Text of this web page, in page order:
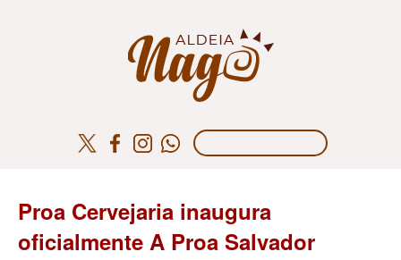
Proa Cervejaria inaugura
oficialmente A Proa Salvador